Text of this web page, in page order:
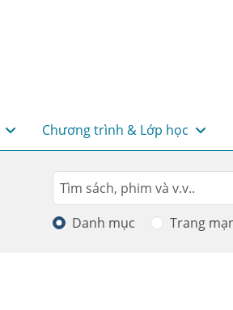
Chương trình & Lớp học
Search
Tìm kiếm
Danh mục Trang